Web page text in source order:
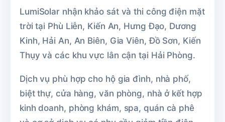
LumiSolar nhận khảo sát và thi công điện mặt
trời tại Phù Liễn, Kiến An, Hưng Đạo, Dương
Kinh, Hải An, An Biên, Gia Viên, Đồ Sơn, Kiến
Thụy và các khu vực lân cận tại Hải Phòng.
Dịch vụ phù hợp cho hộ gia đình, nhà phố,
biệt thự, cửa hàng, văn phòng, nhà ở kết hợp
kinh doanh, phòng khám, spa, quán cà phê